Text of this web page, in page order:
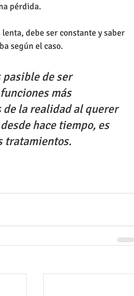
pérdida.
debe ser constante y saber
según el caso.
pasible de ser
más
de la realidad al querer
hace tiempo, es
tratamientos.